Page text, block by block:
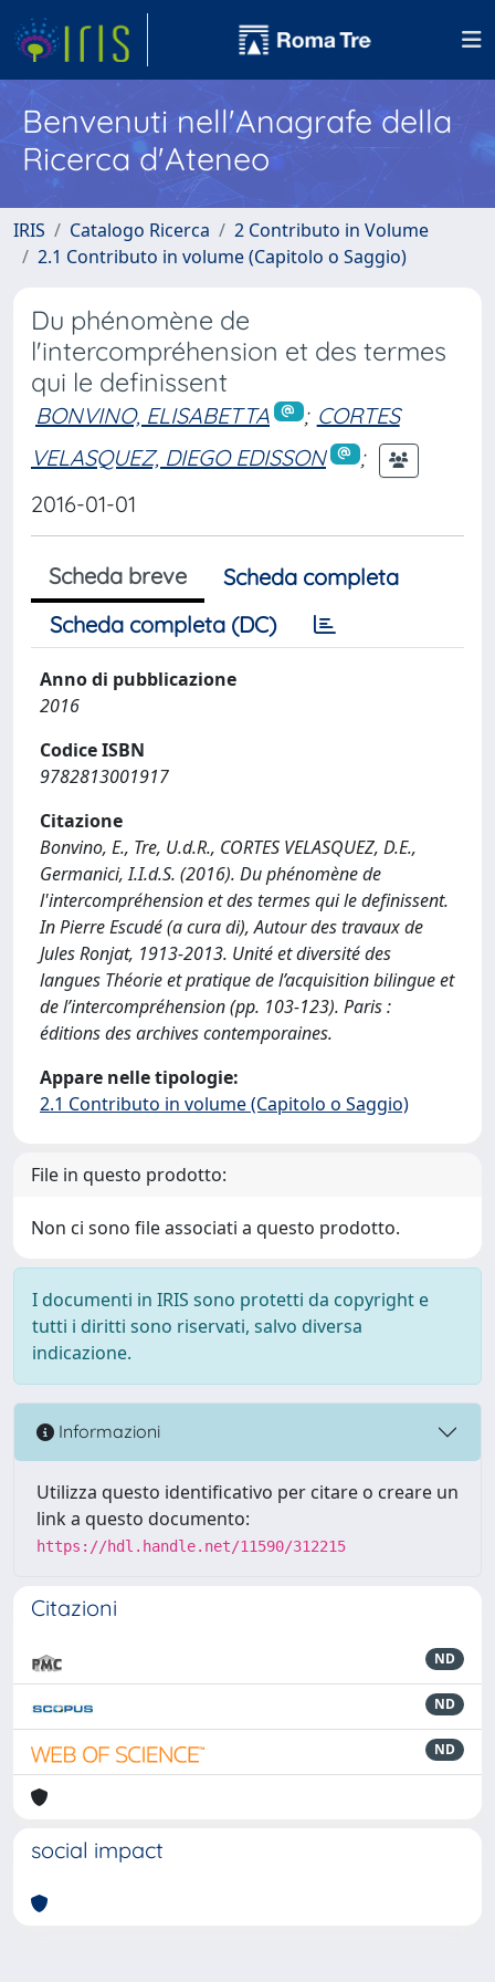
Benvenuti nell'Anagrafe della
Ricerca d'Ateneo
IRIS Catalogo Ricerca
2 Contributo in Volume
2.1 Contributo in volume (Capitolo o Saggio)
Du phénomène de
l'intercompréhension et des termes
qui le definissent
BONVINO, ELISABETTA ; CORTES
VELASQUEZ, DIEGO EDISSON
;
2016-01-01
Scheda breve
Scheda completa
Scheda completa (DC)
Anno di pubblicazione
2016
Codice ISBN
9782813001917
Citazione
Bonvino, E., Tre, U.d.R., CORTES VELASQUEZ, D.E.,
Germanici, I.I.d.S. (2016). Du phénomène de
l'intercompréhension et des termes qui le definissent.
In Pierre Escudé (a cura di), Autour des travaux de
Jules Ronjat, 1913-2013. Unité et diversité des
langues Théorie et pratique de l’acquisition bilingue et
de l’intercompréhension (pp. 103-123). Paris :
éditions des archives contemporaines.
Appare nelle tipologie:
2.1 Contributo in volume (Capitolo o Saggio)
File in questo prodotto:
Non ci sono file associati a questo prodotto.
I documenti in IRIS sono protetti da copyright e
tutti i diritti sono riservati, salvo diversa
indicazione.
Informazioni
Utilizza questo identificativo per citare o creare un
link a questo documento:
https://hdl.handle.net/11590/312215
Citazioni
ND
ND
ND
social impact